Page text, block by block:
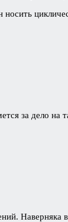
за дело на
Наверняка